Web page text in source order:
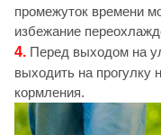
промежуток времени
избежание
4. Перед выходом на
выходить на прогулку
кормления.